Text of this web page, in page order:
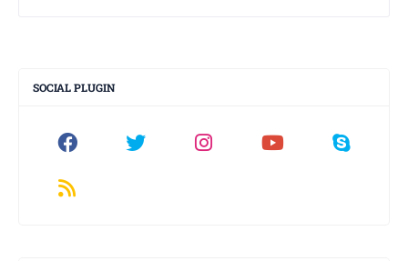
SOCIAL PLUGIN